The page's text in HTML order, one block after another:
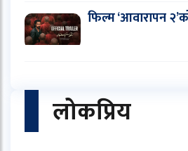
फिल्म ‘आवारापन
लोकप्रिय